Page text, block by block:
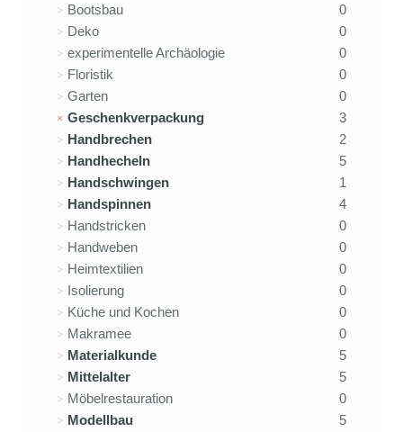
Bootsbau
0
Deko
0
experimentelle Archäologie
0
Floristik
0
Garten
0
Geschenkverpackung
3
Handbrechen
2
Handhecheln
5
Handschwingen
1
Handspinnen
4
Handstricken
0
Handweben
0
Heimtextilien
0
Isolierung
0
Küche und Kochen
0
Makramee
0
Materialkunde
5
Mittelalter
5
Möbelrestauration
0
Modellbau
5